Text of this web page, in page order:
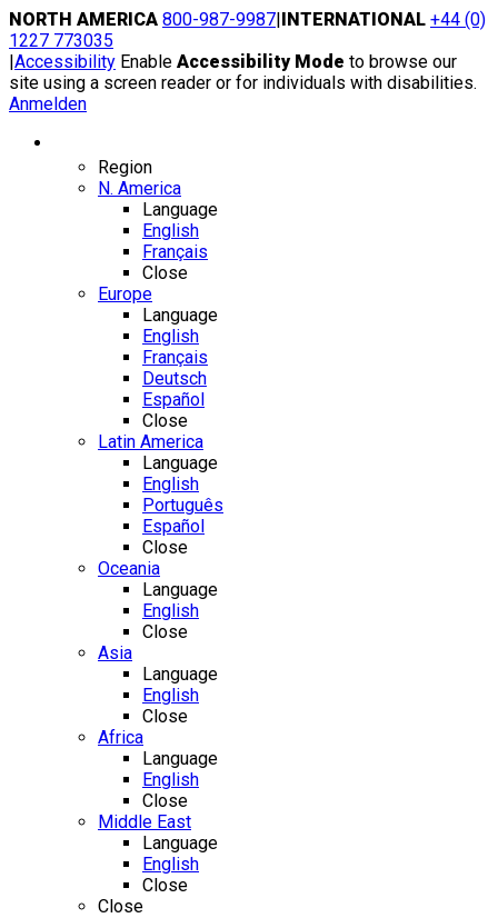
Skip
to
content
NORTH AMERICA 800-987-9987|INTERNATIONAL +44 (0)
1227 773035
|Accessibility Enable Accessibility Mode to browse our
site using a screen reader or for individuals with disabilities.
Anmelden
Region
N. America
Language
English
Français
Close
Europe
Language
English
Français
Deutsch
Español
Close
Latin America
Language
English
Português
Español
Close
Oceania
Language
English
Close
Asia
Language
English
Close
Africa
Language
English
Close
Middle East
Language
English
Close
Close